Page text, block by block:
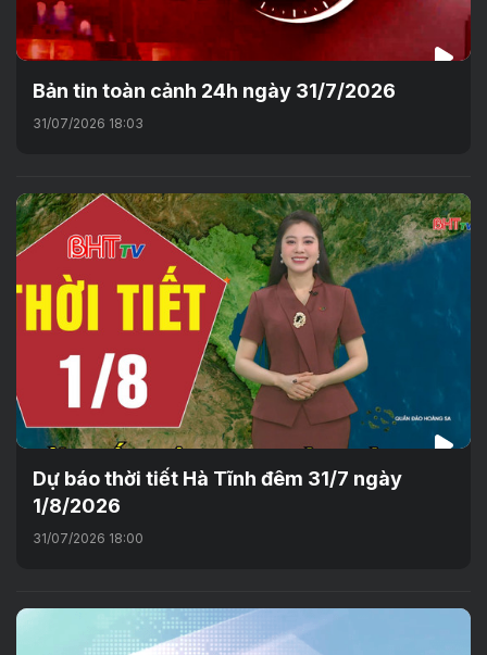
Bản tin toàn cảnh 24h ngày 31/7/2026
31/07/2026 18:03
Dự báo thời tiết Hà Tĩnh đêm 31/7 ngày
1/8/2026
31/07/2026 18:00